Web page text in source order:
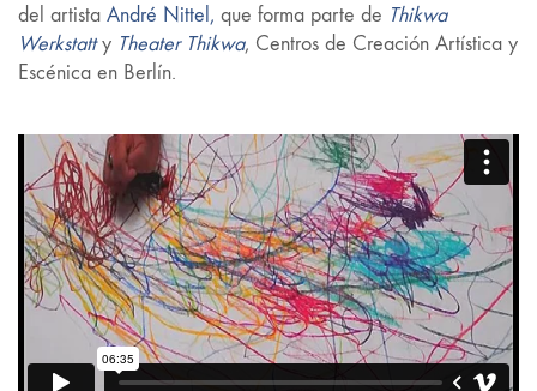
del artista André Nittel, que forma parte de Thikwa
Werkstatt y Theater Thikwa, Centros de Creación Artística y
Escénica en Berlín.